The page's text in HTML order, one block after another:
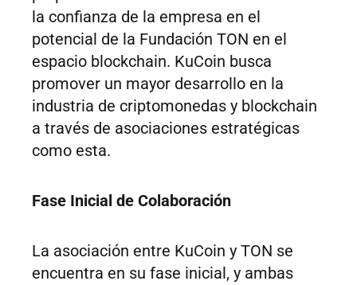
la confianza de la empresa en el
potencial de la Fundación TON en el
espacio blockchain. KuCoin busca
promover un mayor desarrollo en la
industria de criptomonedas y blockchain
a través de asociaciones estratégicas
como esta.
Fase Inicial de Colaboración
La asociación entre KuCoin y TON se
encuentra en su fase inicial, y ambas